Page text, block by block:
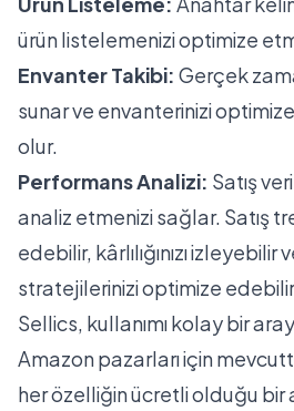
ürün listelemenizi optimize
Envanter Takibi: Gerçek
sunar ve envanterinizi
olur.
Performans Analizi: Satış
analiz etmenizi sağlar. Satış
edebilir, kârlılığınızı
stratejilerinizi optimize
Sellics, kullanımı kolay bir
Amazon pazarları için
her özelliğin ücretli olduğu